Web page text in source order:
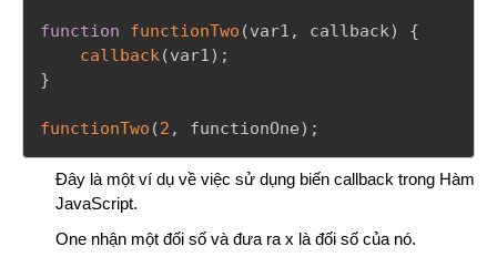
function functionTwo (var1 , callback)
{
callback(var1) ;
}
functionTwo (2 , functionOne) ;
Đây là một ví dụ về việc sử dụng biến callback trong Hàm
JavaScript.
One nhận một đối số và đưa ra x là đối số của nó.